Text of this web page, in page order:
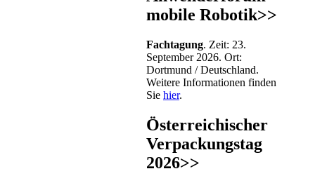
mobile Robotik>>
Fachtagung. Zeit: 23.
September 2026. Ort:
Dortmund / Deutschland.
Weitere Informationen finden
Sie hier.
Österreichischer
Verpackungstag
2026>>